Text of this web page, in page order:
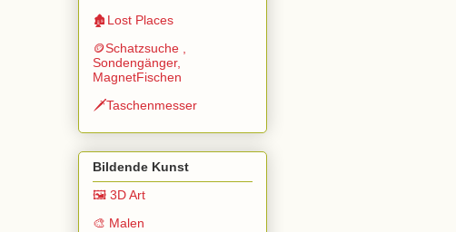
🏚️Lost Places
🪙Schatzsuche ,
Sondengänger,
MagnetFischen
🗡️Taschenmesser
Bildende Kunst
🖼️ 3D Art
🎨 Malen